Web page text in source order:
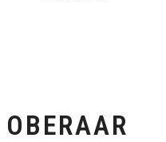
OBERAAR